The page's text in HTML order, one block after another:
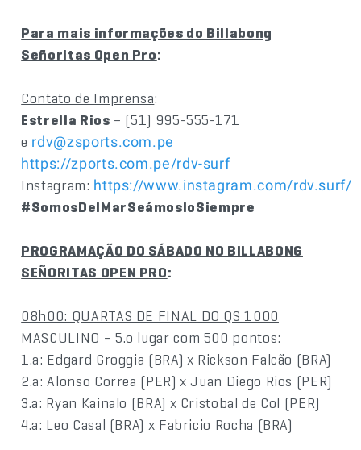
Para mais informações do Billabong
Señoritas Open Pro:
Contato de Imprensa:
Estrella Rios – (51) 995-555-171
e rdv@zsports.com.pe
https://zports.com.pe/rdv-surf
Instagram: https://www.instagram.com/rdv.surf/
#SomosDelMarSeámosloSiempre
PROGRAMAÇÃO DO SÁBADO NO BILLABONG
SEÑORITAS OPEN PRO:
08h00: QUARTAS DE FINAL DO QS 1000
MASCULINO – 5.o lugar com 500 pontos:
1.a: Edgard Groggia (BRA) x Rickson Falcão (BRA)
2.a: Alonso Correa (PER) x Juan Diego Rios (PER)
3.a: Ryan Kainalo (BRA) x Cristobal de Col (PER)
4.a: Leo Casal (BRA) x Fabricio Rocha (BRA)